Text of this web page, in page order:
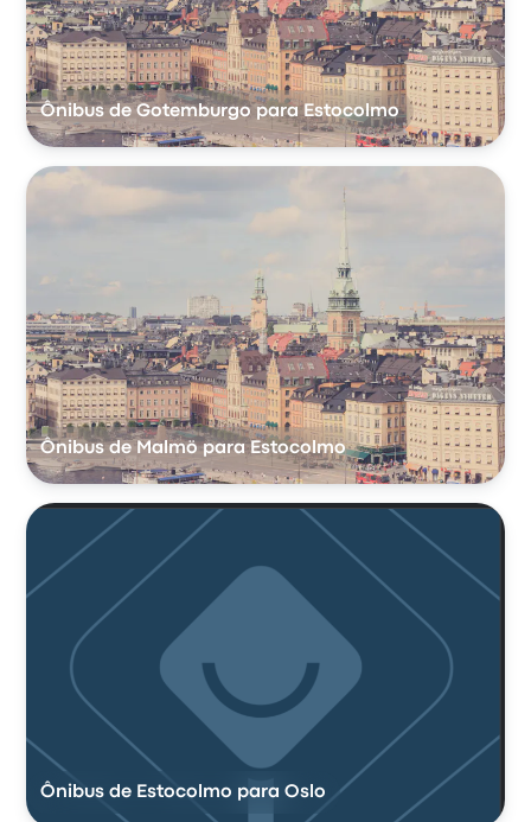
Ônibus de Gotemburgo para Estocolmo
Ônibus de Malmö para Estocolmo
Ônibus de Estocolmo para Oslo